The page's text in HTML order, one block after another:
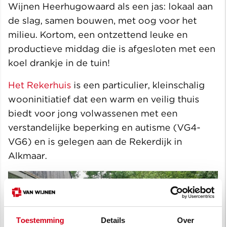
Toestemming Details Over
Wijnen Heerhugowaard als een jas: lokaal aan
de slag, samen bouwen, met oog voor het
milieu. Kortom, een ontzettend leuke en
productieve middag die is afgesloten met een
koel drankje in de tuin!
Het Rekerhuis is een particulier, kleinschalig
wooninitiatief dat een warm en veilig thuis
biedt voor jong volwassenen met een
verstandelijke beperking en autisme (VG4-
VG6) en is gelegen aan de Rekerdijk in
Alkmaar.